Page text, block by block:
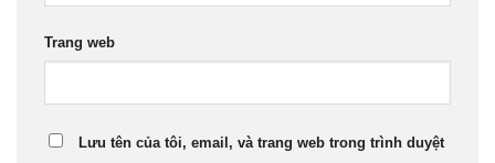
Trang web
Lưu tên của tôi, email, và trang web trong trình duyệt